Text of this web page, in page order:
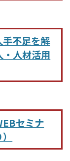
不足を解
人材活用
セミナ